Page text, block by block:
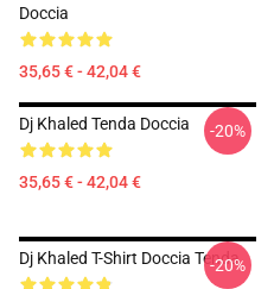
Doccia
35,65 € - 42,04 €
Dj Khaled Tenda Doccia
35,65 € - 42,04 €
-20%
Dj Khaled T-Shirt Doccia Tenda
-20%